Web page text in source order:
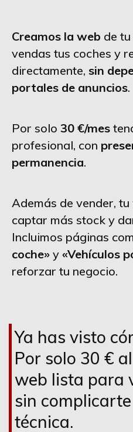
Creamos la web de
vendas tus coches y
directamente, sin
portales de anuncios.
Por solo 30 €/mes
profesional, con
permanencia.
Además de vender,
captar más stock y
Incluimos páginas
coche» y «Vehículos
reforzar tu negocio.
Ya has visto
Por solo 30 €
web lista para
sin
técnica.